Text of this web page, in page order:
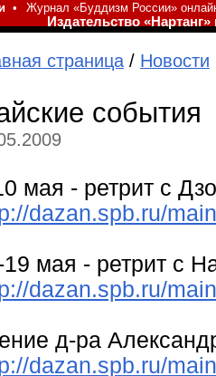
• Журнал «Буддизм России»
Издательство «Нартанг»
страница / Новости
события
мая - ретрит с
dazan.spb.ru/
19 мая - ретрит с
dazan.spb.ru/
д-ра
dazan.spb.ru/